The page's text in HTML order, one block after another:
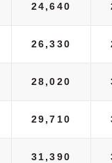
24,640
26,330
28,020
29,710
31,390